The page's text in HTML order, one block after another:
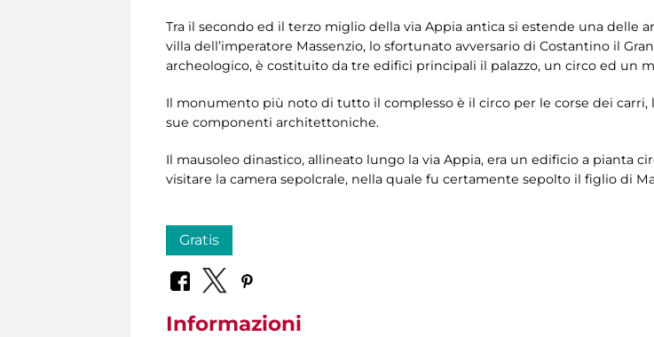
Tra il secondo ed il terzo miglio della via Appia antica si estende una delle
villa dell’imperatore Massenzio, lo sfortunato avversario di Costantino il
archeologico, è costituito da tre edifici principali il palazzo, un circo ed un
Il monumento più noto di tutto il complesso è il circo per le corse dei
sue componenti architettoniche.
Il mausoleo dinastico, allineato lungo la via Appia, era un edificio a pianta
visitare la camera sepolcrale, nella quale fu certamente sepolto il figlio di
Gratis
Informazioni